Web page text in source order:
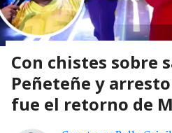
Con chistes sobre
Peñeteñe y
fue el retorno de